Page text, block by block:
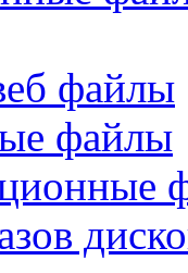
файлы
файлы